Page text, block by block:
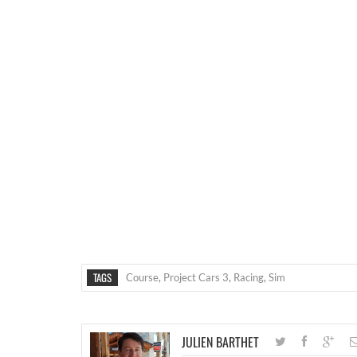
TAGS Course, Project Cars 3, Racing, Sim
JULIEN BARTHET